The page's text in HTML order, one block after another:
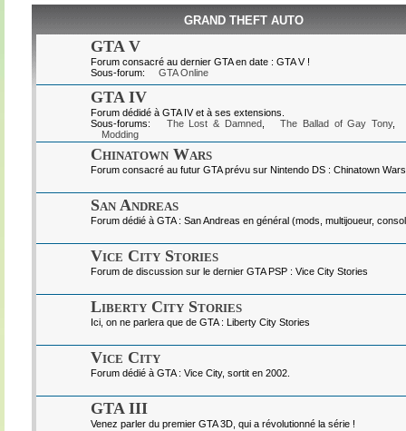
GRAND THEFT AUTO
GTA V
Forum consacré au dernier GTA en date : GTA V !
Sous-forum:
GTA Online
GTA IV
Forum dédidé à GTA IV et à ses extensions.
Sous-forums:
The Lost & Damned, The Ballad of Gay Tony,
Modding
Chinatown Wars
Forum consacré au futur GTA prévu sur Nintendo DS : Chinatown Wars
San Andreas
Forum dédié à GTA : San Andreas en général (mods, multijoueur,
Vice City Stories
Forum de discussion sur le dernier GTA PSP : Vice City Stories
Liberty City Stories
Ici, on ne parlera que de GTA : Liberty City Stories
Vice City
Forum dédié à GTA : Vice City, sortit en 2002.
GTA III
Venez parler du premier GTA 3D, qui a révolutionné la série !